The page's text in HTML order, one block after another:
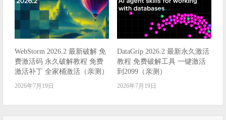
WebStorm 2026.2 最新破解 免
费激活码 永久破解教程 免费
激活补丁 全家桶激活（亲测）
2026年7月19日
DataGrip 2026.2 最新永久激活
教程 免费破解工具 一键激活
到2099（亲测）
2026年7月19日